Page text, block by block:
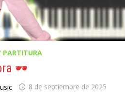
PARTITURA
🕶️
8 de septiembre de 2025